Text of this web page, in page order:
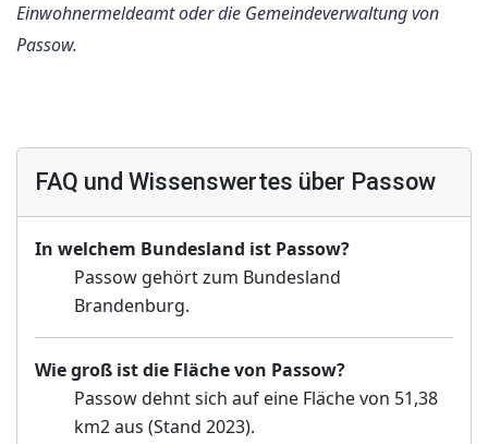
Einwohnermeldeamt oder die Gemeindeverwaltung von
Passow.
FAQ und Wissenswertes über Passow
In welchem Bundesland ist Passow?
Passow gehört zum Bundesland
Brandenburg.
Wie groß ist die Fläche von Passow?
Passow dehnt sich auf eine Fläche von 51,38
km2 aus (Stand 2023).